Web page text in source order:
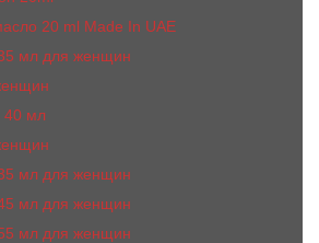
20 ml Made In UAE
мл для женщин
40 мл
мл для женщин
мл для женщин
мл для женщин